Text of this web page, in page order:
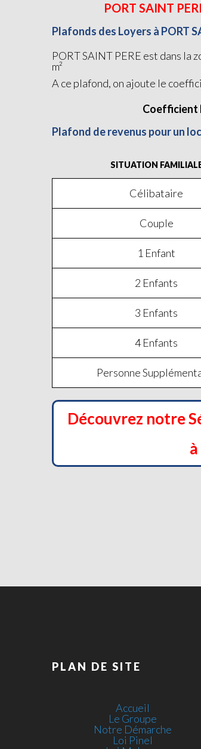
PORT SAINT
Plafonds des Loyers à PORT
PORT SAINT PERE est dans la
m²
A ce plafond, on ajoute le
Coefficient
Plafond de revenus pour un
SITUATION
Célibataire
Couple
1 Enfant
2 Enfants
3 Enfants
4 Enfants
Personne
Découvrez notre
PLAN DE SITE
Accueil
Le Groupe
Notre Démarche
Loi Pinel